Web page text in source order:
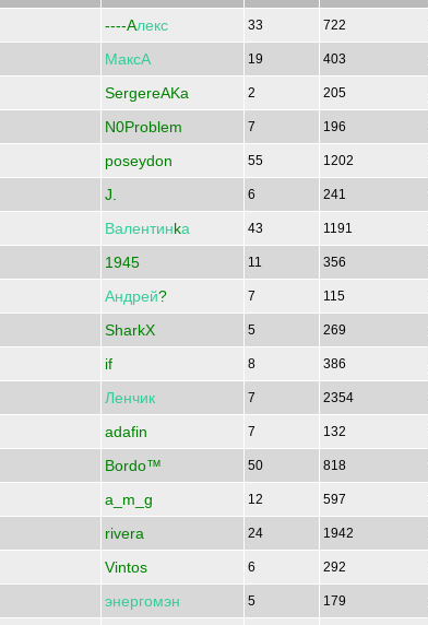
----Aлекс 33 722
МаксА 19 403
SergereAKa 2 205
N0Problem 7 196
poseydon 55 1202
J. 6 241
Валентинkа 43 1191
1945 11 356
Андрей? 7 115
SharkX 5 269
if 8 386
Ленчик 7 2354
adafin 7 132
Bordo™ 50 818
a_m_g 12 597
rivera 24 1942
Vintos 6 292
энергомэн 5 179